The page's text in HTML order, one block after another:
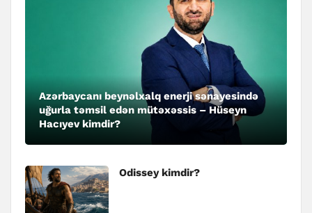
Azərbaycanı beynəlxalq enerji sənayesində
uğurla təmsil edən mütəxəssis – Hüseyn
Hacıyev kimdir?
Odissey kimdir?